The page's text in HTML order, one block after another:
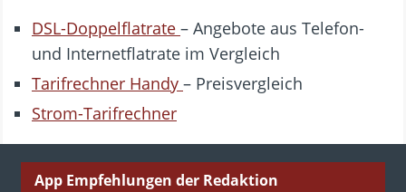
DSL-Doppelflatrate – Angebote aus Telefon-
und Internetflatrate im Vergleich
Tarifrechner Handy – Preisvergleich
Strom-Tarifrechner
App Empfehlungen der Redaktion